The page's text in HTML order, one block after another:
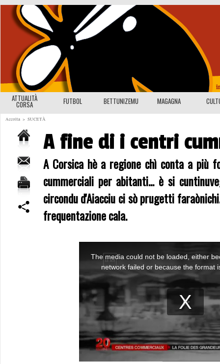
ATTUALITÀ
CORSA FUTBOL BETTUNIZEMU MAGAGNA
Accolta > SUCETÀ
A fine di i centri
A Corsica hè a regione chì conta a più
cummerciali per abitanti... è si
circondu d'Aiacciu ci sò prugetti
frequentazione cala.